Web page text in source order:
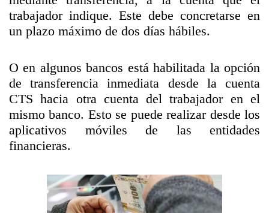
trabajador indique. Este debe concretarse en
un plazo máximo de dos días hábiles.
O en algunos bancos está habilitada la opción
de transferencia inmediata desde la cuenta
CTS hacia otra cuenta del trabajador en el
mismo banco. Esto se puede realizar desde los
aplicativos móviles de las entidades
financieras.